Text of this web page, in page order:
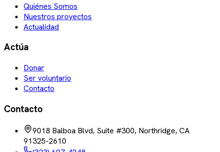
Quiénes Somos
Nuestros proyectos
Actualidad
Actúa
Donar
Ser voluntario
Contacto
Contacto
9018 Balboa Blvd, Suite #300, Northridge, CA
91325-2610